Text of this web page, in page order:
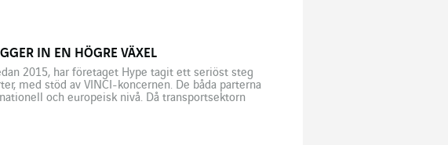
IN EN HÖGRE VÄXEL
2015, har företaget Hype tagit ett seriöst steg
med stöd av VINCI-koncernen. De båda parterna
och europeisk nivå. Då transportsektorn